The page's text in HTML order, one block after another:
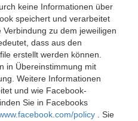
keine Informationen über
speichert und verarbeitet
zu dem jeweiligen
dass aus den
erstellt werden können.
in Übereinstimmung mit
Weitere Informationen
und wie Facebook-
Sie in Facebooks
policy
. Sie